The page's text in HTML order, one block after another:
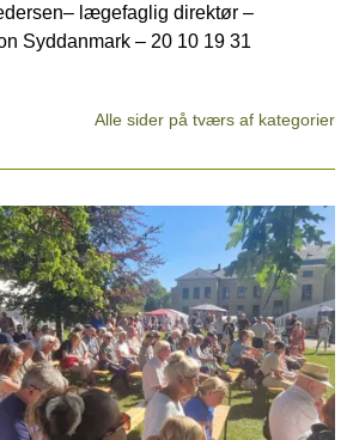
lægefaglig direktør –
Syddanmark – 20 10 19 31
Alle sider på tværs af kategorier